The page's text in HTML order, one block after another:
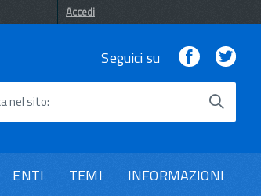
Accedi
Seguici su Facebook
nel sito
ENTI TEMI INFORMAZIONI